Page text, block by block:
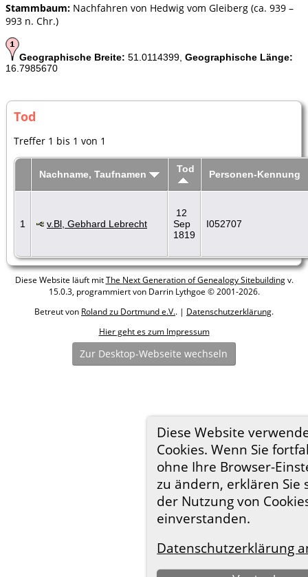
Diese Website
Cookies. Wenn Sie
ohne Ihre Browser-
zu ändern, erklären Sie
der Nutzung von
einverstanden.
Datenschutzerklärung
Stammbaum: Nachfahren von Hedwig vom Gleiberg (ca. 939 –
993 n. Chr.)
Geographische Breite: 51.0114399, Geographische Länge:
16.7985670
Tod
Treffer 1 bis 1 von 1
Nachname, Taufnamen Tod Personen-Kennung
1 v.Bl, Gebhard Lebrecht
12
Sep
1819
I052707
Diese Website läuft mitThe Next Generation of Genealogy Sitebuildingv.
15.0.3, programmiert von Darrin Lythgoe © 2001-2026.
Betreut von Roland zu Dortmund e.V.. | Datenschutzerklärung.
Hier geht es zum Impressum
Zur Desktop-Webseite wechseln